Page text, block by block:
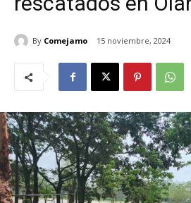
By Comejamo 15 noviembre, 2024